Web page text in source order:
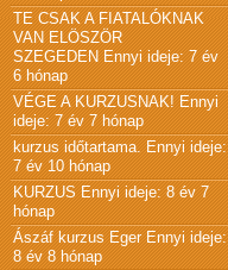
TE CSAK A FIATALÓKNAK
VAN ELÖSZÖR
SZEGEDEN Ennyi ideje: 7 év
6 hónap
VÉGE A KURZUSNAK! Ennyi
ideje: 7 év 7 hónap
kurzus időtartama. Ennyi ideje:
7 év 10 hónap
KURZUS Ennyi ideje: 8 év 7
hónap
Ászáf kurzus Eger Ennyi ideje:
8 év 8 hónap